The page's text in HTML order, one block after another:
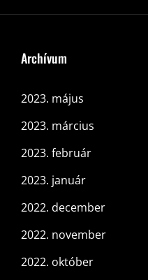
Archívum
2023. május
2023. március
2023. február
2023. január
2022. december
2022. november
2022. október